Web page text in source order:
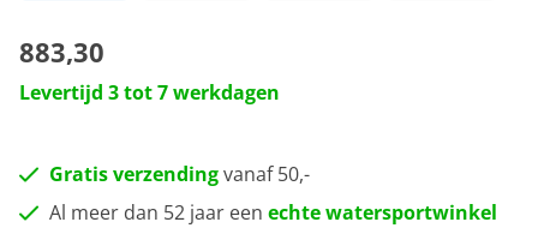
883,30
Levertijd 3 tot 7 werkdagen
Gratis verzendingvanaf 50,-
Al meer dan 52 jaar een echte watersportwinkel